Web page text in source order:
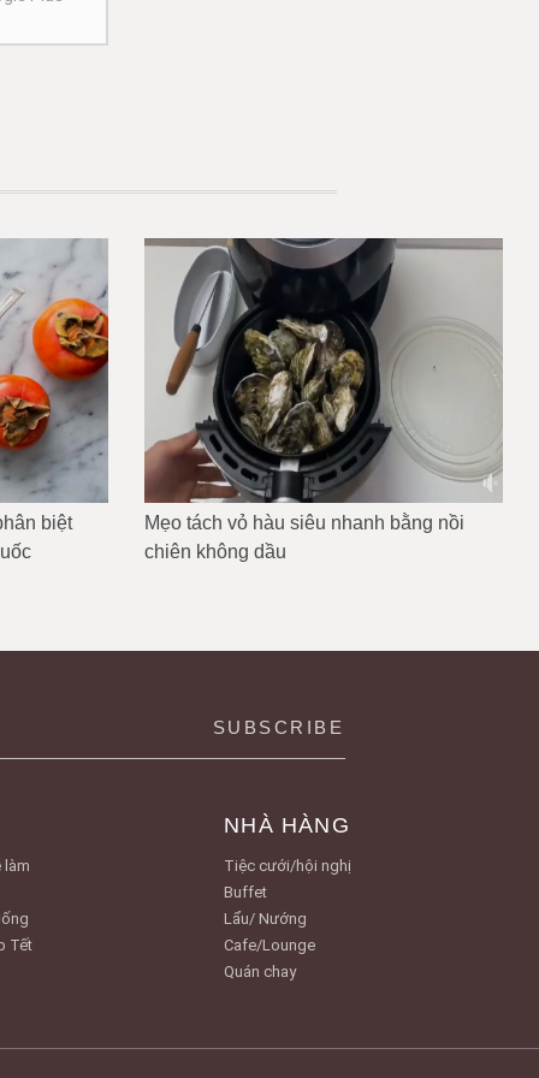
biệt
Mẹo tách vỏ hàu siêu nhanh bằng nồi
chiên không dầu
làm
Tết
NHÀ HÀNG
Tiệc cưới/hội nghị
Buffet
Lẩu/ Nướng
Cafe/Lounge
Quán chay